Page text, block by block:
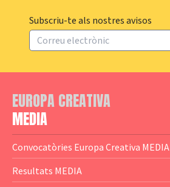
Subscriu-te als nostres avisos
EUROPA CREATIVA
MEDIA
Convocatòries Europa Creativa MEDIA
— Content Cluster
Resultats MEDIA